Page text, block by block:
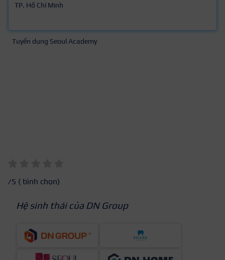
TP. Hồ Chí Minh
Tuyển dụng Seoul Academy
/5 ( bình chọn)
Hệ sinh thái của DN Group